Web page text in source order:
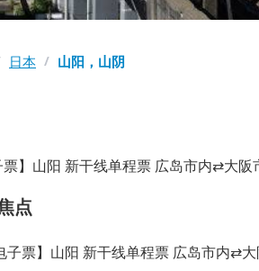
日本 / 山阳，山阴
票】山阳 新干线单程票 広岛市内⇄大阪
点
子票】山阳 新干线单程票 広岛市内⇄